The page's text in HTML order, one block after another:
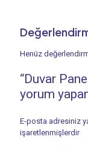
Henüz
“Duvar
yorum
E-posta adresiniz
işaretlenmişlerdir